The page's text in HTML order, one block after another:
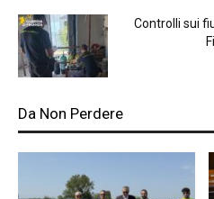
Controlli sui
Da Non Perdere